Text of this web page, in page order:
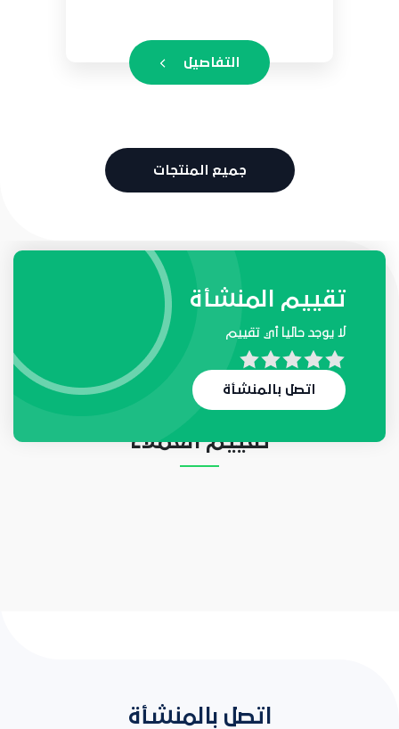
التفاصيل
جميع المنتجات
طلبات واحتياجات المنشأة
لا يوجد حاليا أي طلب
تقييم العملاء
تقييم المنشأة
لا يوجد حاليا أي تقييم
اتصل بالمنشأة
اتصل بالمنشأة